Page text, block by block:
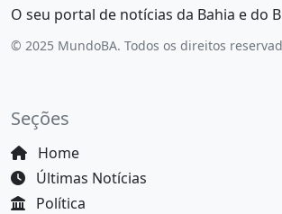
O seu portal de notícias da Bahia e do
© 2025 MundoBA. Todos os direitos
Seções
Home
Últimas Notícias
Política